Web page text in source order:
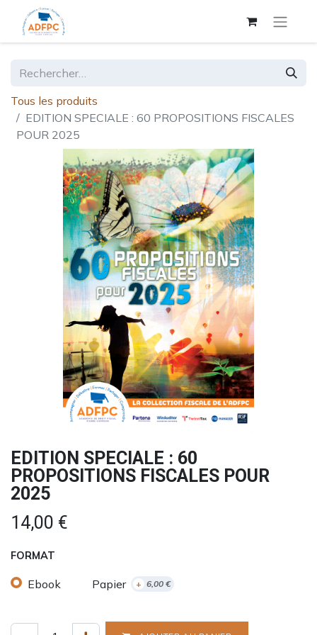
Tous les produits
EDITION SPECIALE : 60 PROPOSITIONS FISCALES
POUR 2025
EDITION SPECIALE : 60
PROPOSITIONS FISCALES POUR
2025
14,00 €
FORMAT
Ebook Papier + 6,00 €